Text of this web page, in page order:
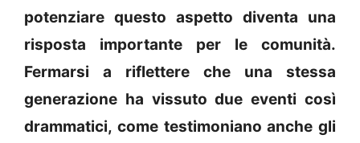
potenziare questo aspetto diventa una
risposta importante per le comunità.
Fermarsi a riflettere che una stessa
generazione ha vissuto due eventi così
drammatici, come testimoniano anche gli